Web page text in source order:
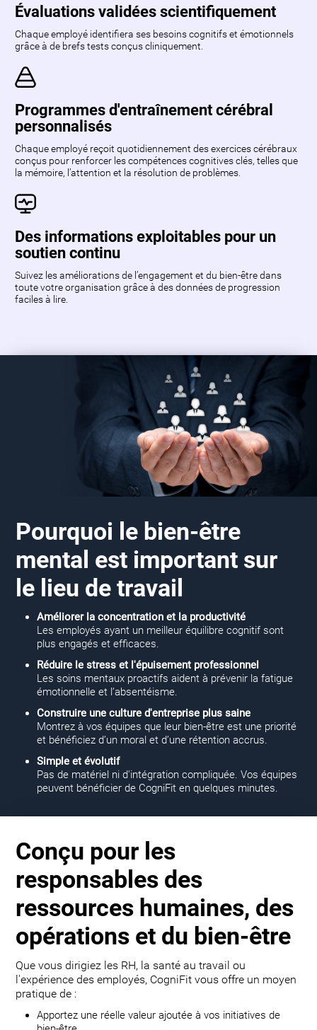
Évaluations validées scientifiquement
Chaque employé identifiera ses besoins cognitifs et émotionnels
grâce à de brefs tests conçus cliniquement.
Programmes d'entraînement cérébral
personnalisés
Chaque employé reçoit quotidiennement des exercices cérébraux
conçus pour renforcer les compétences cognitives clés, telles que
la mémoire, l’attention et la résolution de problèmes.
Des informations exploitables pour un
soutien continu
Suivez les améliorations de l’engagement et du bien-être dans
toute votre organisation grâce à des données de progression
faciles à lire.
Pourquoi le bien-être
mental est important sur
le lieu de travail
Améliorer la concentration et la productivité
Les employés ayant un meilleur équilibre cognitif sont
plus engagés et efficaces.
Réduire le stress et l'épuisement professionnel
Les soins mentaux proactifs aident à prévenir la fatigue
émotionnelle et l’absentéisme.
Construire une culture d'entreprise plus saine
Montrez à vos équipes que leur bien-être est une priorité
et bénéficiez d’un moral et d’une rétention accrus.
Simple et évolutif
Pas de matériel ni d'intégration compliquée. Vos équipes
peuvent bénéficier de CogniFit en quelques minutes.
Conçu pour les
responsables des
ressources humaines, des
opérations et du bien-être
Que vous dirigiez les RH, la santé au travail ou
l'expérience des employés, CogniFit vous offre un moyen
pratique de :
Apportez une réelle valeur ajoutée à vos initiatives de